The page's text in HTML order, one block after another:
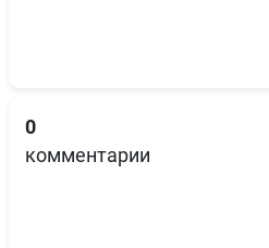
0
комментарии